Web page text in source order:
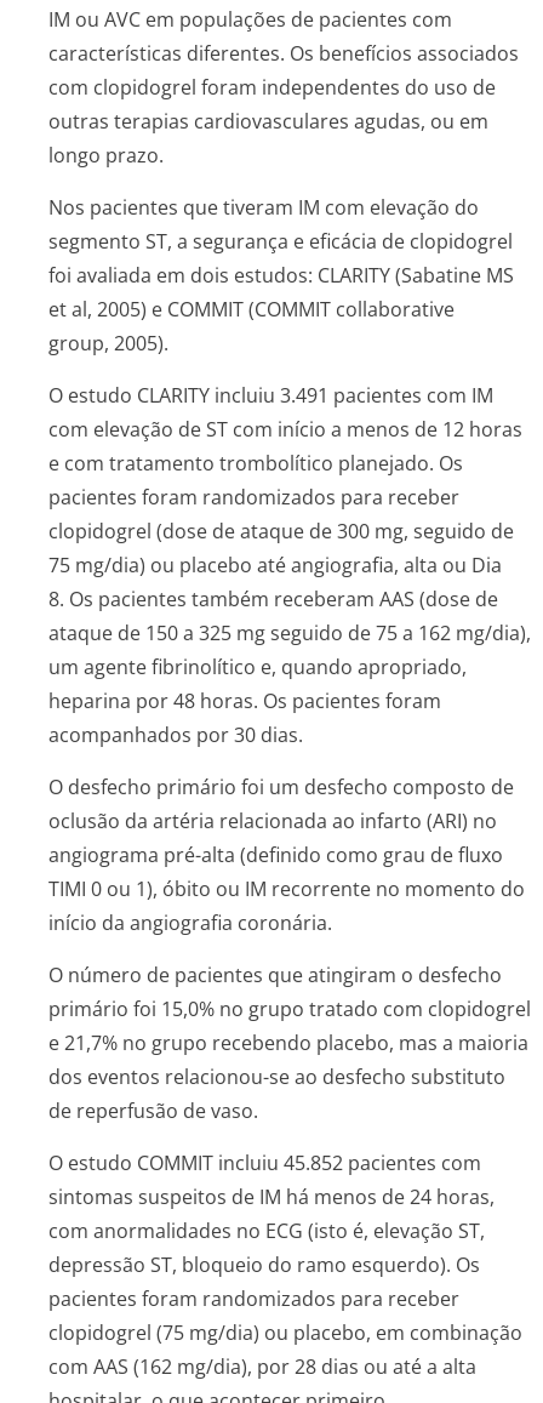
IM ou AVC em populações de pacientes com
características diferentes. Os benefícios associados
com clopidogrel foram independentes do uso de
outras terapias cardiovasculares agudas, ou em
longo prazo.
Nos pacientes que tiveram IM com elevação do
segmento ST, a segurança e eficácia de clopidogrel
foi avaliada em dois estudos: CLARITY (Sabatine MS
et al, 2005) e COMMIT (COMMIT collaborative
group, 2005).
O estudo CLARITY incluiu 3.491 pacientes com IM
com elevação de ST com início a menos de 12 horas
e com tratamento trombolítico planejado. Os
pacientes foram randomizados para receber
clopidogrel (dose de ataque de 300 mg, seguido de
75 mg/dia) ou placebo até angiografia, alta ou Dia
8. Os pacientes também receberam AAS (dose de
ataque de 150 a 325 mg seguido de 75 a 162 mg/dia),
um agente fibrinolítico e, quando apropriado,
heparina por 48 horas. Os pacientes foram
acompanhados por 30 dias.
O desfecho primário foi um desfecho composto de
oclusão da artéria relacionada ao infarto (ARI) no
angiograma pré-alta (definido como grau de fluxo
TIMI 0 ou 1), óbito ou IM recorrente no momento do
início da angiografia coronária.
O número de pacientes que atingiram o desfecho
primário foi 15,0% no grupo tratado com clopidogrel
e 21,7% no grupo recebendo placebo, mas a maioria
dos eventos relacionou-se ao desfecho substituto
de reperfusão de vaso.
O estudo COMMIT incluiu 45.852 pacientes com
sintomas suspeitos de IM há menos de 24 horas,
com anormalidades no ECG (isto é, elevação ST,
depressão ST, bloqueio do ramo esquerdo). Os
pacientes foram randomizados para receber
clopidogrel (75 mg/dia) ou placebo, em combinação
com AAS (162 mg/dia), por 28 dias ou até a alta